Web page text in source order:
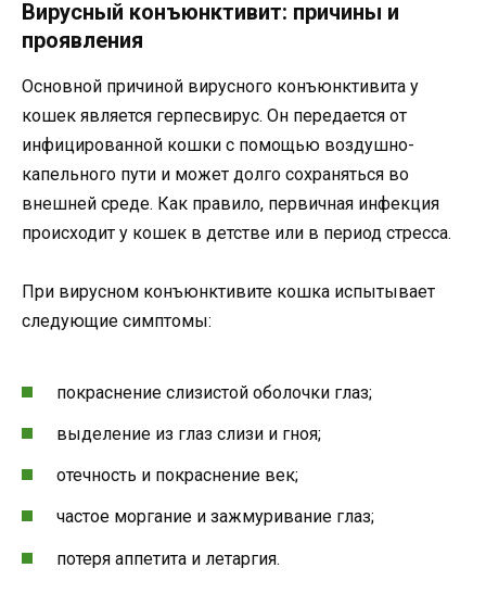
Вирусный конъюнктивит: причины и
проявления
Основной причиной вирусного конъюнктивита у
кошек является герпесвирус. Он передается от
инфицированной кошки с помощью воздушно-
капельного пути и может долго сохраняться во
внешней среде. Как правило, первичная инфекция
происходит у кошек в детстве или в период стресса.
При вирусном конъюнктивите кошка испытывает
следующие симптомы:
покраснение слизистой оболочки глаз;
выделение из глаз слизи и гноя;
отечность и покраснение век;
частое моргание и зажмуривание глаз;
потеря аппетита и летаргия.